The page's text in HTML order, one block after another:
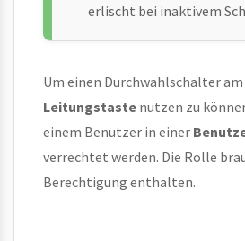
erlischt bei inaktivem
Um einen Durchwahlschalter
Leitungstaste nutzen zu
einem Benutzer in einer
verrechtet werden. Die Rolle
Berechtigung enthalten.